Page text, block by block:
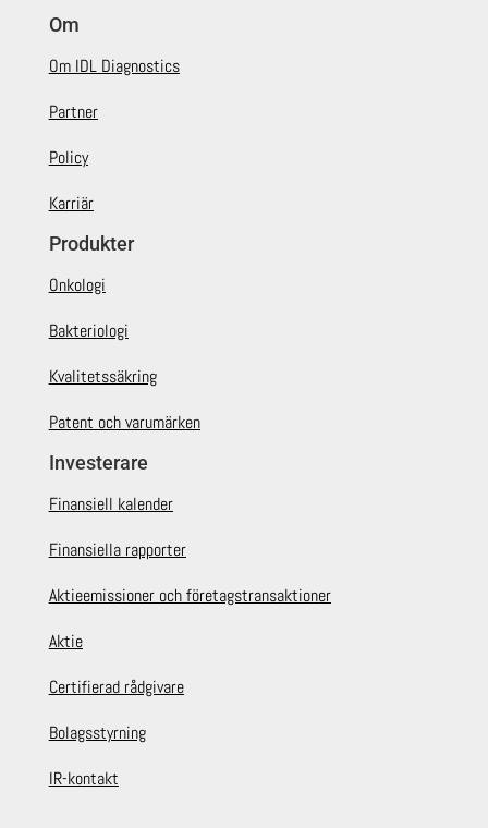
Om
Om IDL Diagnostics
Partner
Policy
Karriär
Produkter
Onkologi
Bakteriologi
Kvalitetssäkring
Patent och varumärken
Investerare
Finansiell kalender
Finansiella rapporter
Aktieemissioner och företagstransaktioner
Aktie
Certifierad rådgivare
Bolagsstyrning
IR-kontakt